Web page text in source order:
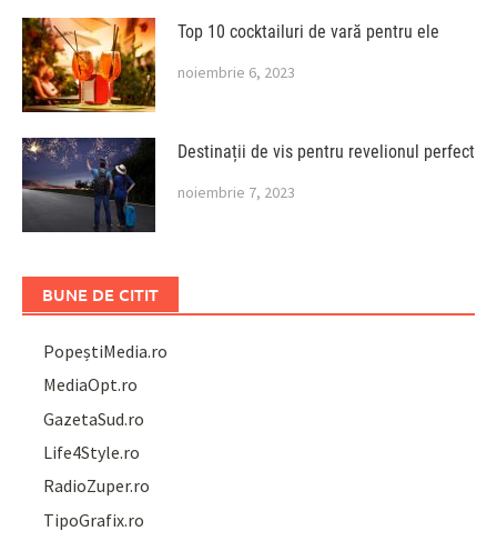
Top 10 cocktailuri de vară pentru ele
noiembrie 6, 2023
Destinații de vis pentru revelionul perfect
noiembrie 7, 2023
BUNE DE CITIT
PopeștiMedia.ro
MediaOpt.ro
GazetaSud.ro
Life4Style.ro
RadioZuper.ro
TipoGrafix.ro